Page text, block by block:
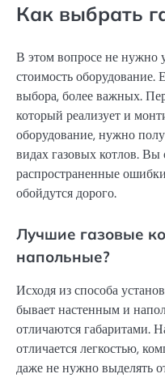
Как выбрать
В этом вопросе не нужно
стоимость оборудование.
выбора, более важных.
который реализует и
оборудование, нужно
видах газовых котлов. Вы
распространенные
обойдутся дорого.
Лучшие газовые
напольные?
Исходя из способа
бывает настенным и
отличаются габаритами.
отличается легкостью,
даже не нужно выделять